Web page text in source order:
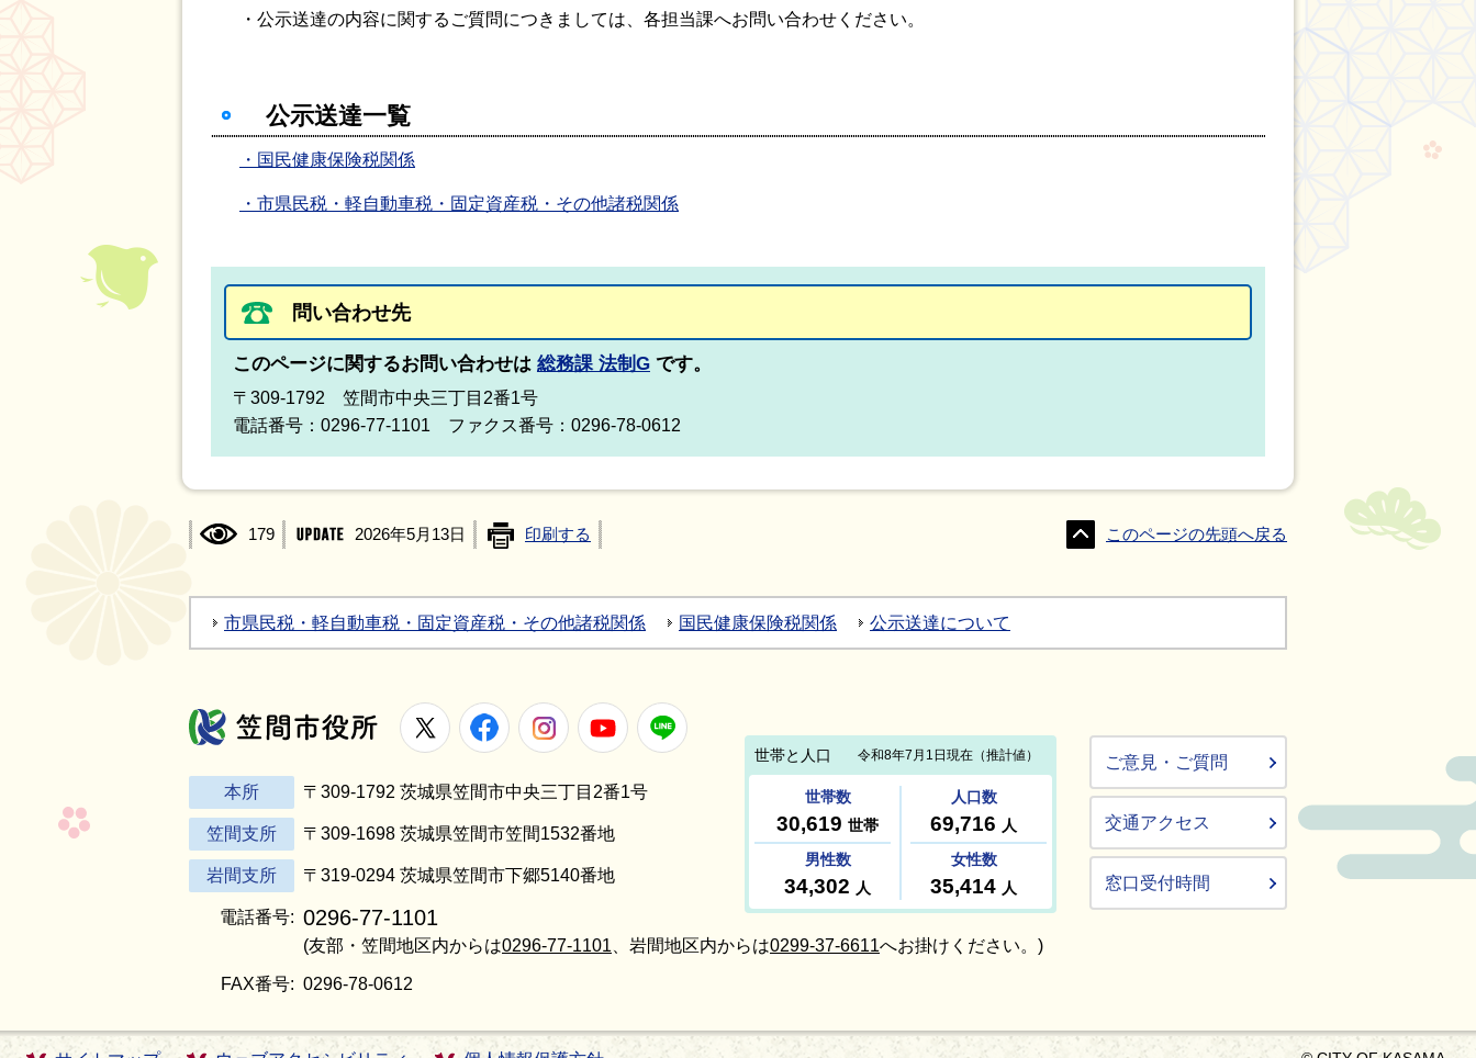
・公示送達の内容に関するご質問につきましては、各担当課へお問い合わせください。
公示送達一覧
・国民健康保険税関係
・市県民税・軽自動車税・固定資産税・その他諸税関係
問い合わせ先
このページに関するお問い合わせは 総務課 法制G です。
〒309-1792 笠間市中央三丁目2番1号
電話番号：0296-77-1101 ファクス番号：0296-78-0612
179 2026年5月13日 印刷する このページの先頭へ戻る
市県民税・軽自動車税・固定資産税・その他諸税関係 国民健康保険税関係 公示送達について
笠間市役所
X FacebookInstagramYoutube
本所 〒309-1792 茨城県笠間市中央三丁目2番1号
笠間支所 〒309-1698 茨城県笠間市笠間1532番地
岩間支所 〒319-0294 茨城県笠間市下郷5140番地
電話番号: 0296-77-1101
(友部・笠間地区内からは0296-77-1101 、岩間地区内からは0299-37-6611へお掛けください。)
FAX番号: 0296-78-0612
ご意見・ご質問
交通アクセス
窓口受付時間